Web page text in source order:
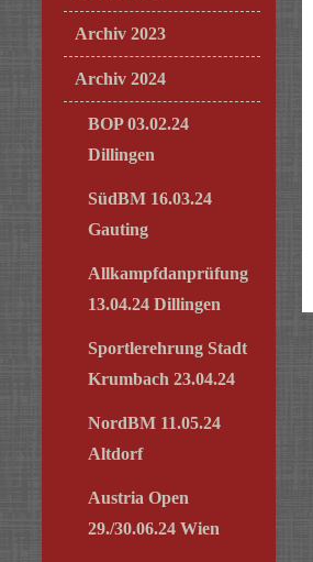
Archiv 2023
Archiv 2024
BOP 03.02.24
Dillingen
SüdBM 16.03.24
Gauting
Allkampfdanprüfung
13.04.24 Dillingen
Sportlerehrung Stadt
Krumbach 23.04.24
NordBM 11.05.24
Altdorf
Austria Open
29./30.06.24 Wien